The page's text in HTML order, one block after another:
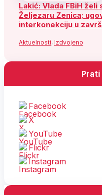
Lakić: Vlada FBiH
Željezaru Zenica;
interkonekciju u
Aktuelnosti, Izdvojeno
Prati
Facebook
X
YouTube
Flickr
Instagram